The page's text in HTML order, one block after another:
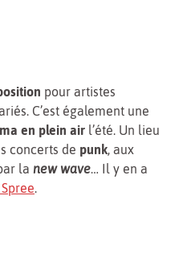
pour artistes
C’est également une
en plein air l’été. Un lieu
concerts de punk, aux
la new wave… Il y en a
.